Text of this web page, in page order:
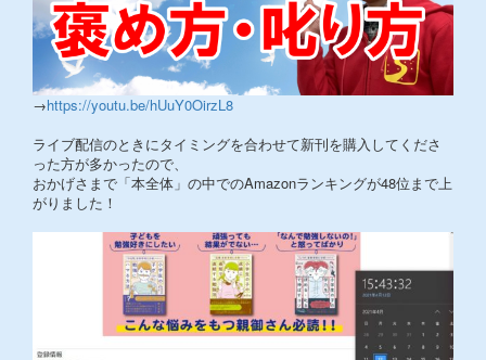
→https://youtu.be/hUuY0OirzL8
ライブ配信のときにタイミングを合わせて新刊を購入してくださ
った方が多かったので、
おかげさまで「本全体」の中でのAmazonランキングが48位まで上
がりました！